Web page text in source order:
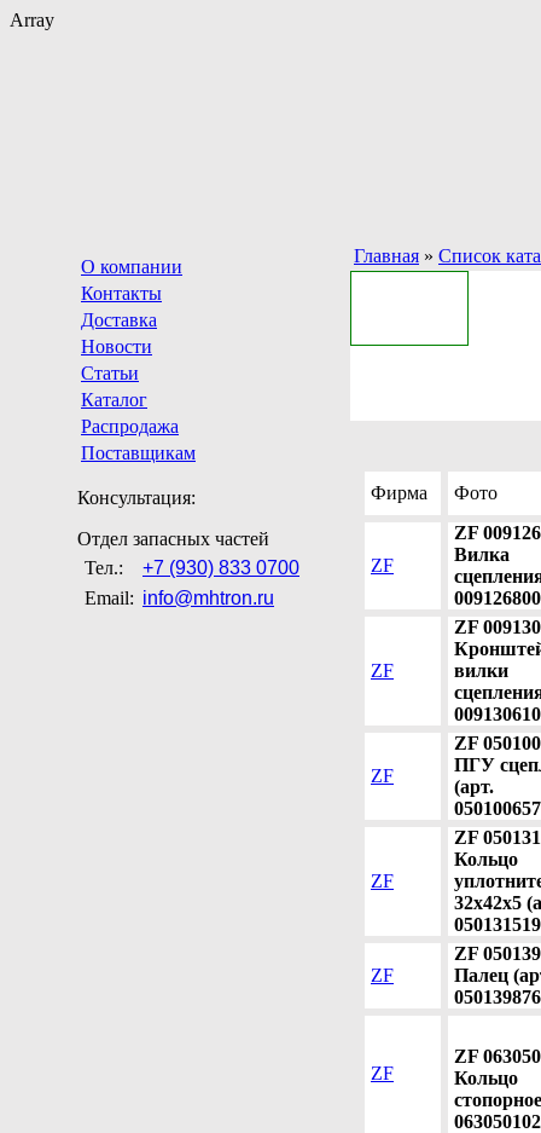
Array
О компании
Контакты
Доставка
Новости
Статьи
Каталог
Распродажа
Поставщикам
Консультация:
Отдел запасных частей
Тел.:
+7 (930) 833 0700
Email: info@mhtron.ru
Главная » Список
Фирма Фото
ZF
ZF
Вилка
ZF
ZF
вилки
ZF
ZF
ПГУ
(арт.
ZF
ZF
Кольцо
32х42х5
ZF
ZF
Палец
ZF
ZF
Кольцо